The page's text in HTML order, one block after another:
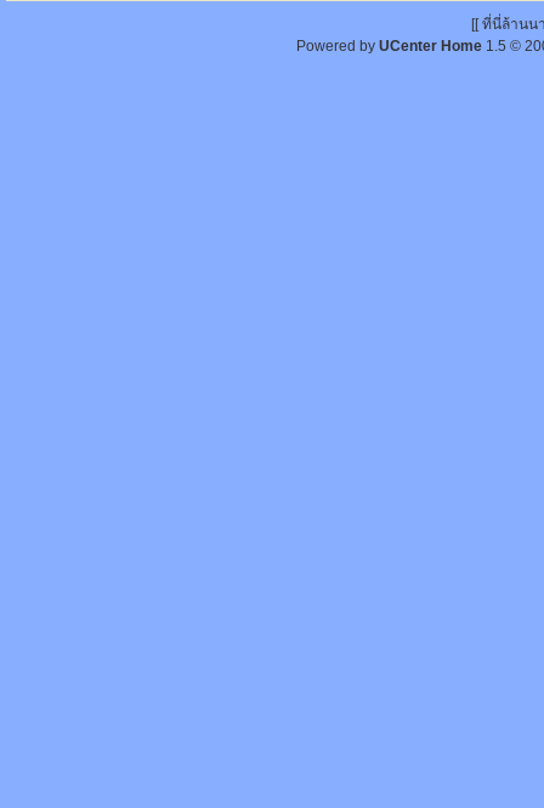
[[ ที่นี่ล้านน
Powered by UCenter Home 1.5 ©